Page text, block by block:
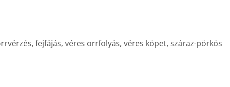
fejfájás, véres orrfolyás, véres köpet, száraz-pörkös